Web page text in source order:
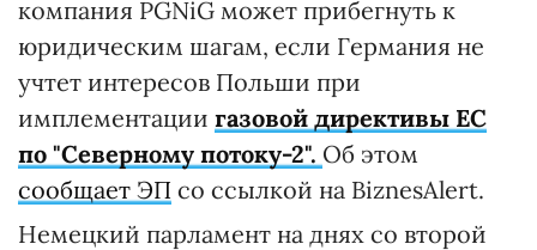
компания PGNiG может прибегнуть к
юридическим шагам, если Германия не
учтет интересов Польши при
имплементации газовой директивы ЕС
по "Северному потоку-2". Об этом
сообщает ЭП со ссылкой на BiznesAlert.
Немецкий парламент на днях со второй